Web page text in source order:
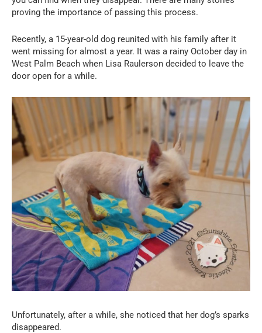
proving the importance of passing this process.
Recently, a 15-year-old dog reunited with his family after it
went missing for almost a year. It was a rainy October day in
West Palm Beach when Lisa Raulerson decided to leave the
door open for a while.
Unfortunately, after a while, she noticed that her dog’s sparks
disappeared.